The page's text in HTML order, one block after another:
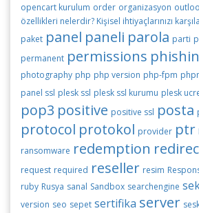
opencart kurulum order organizasyon
özellikleri nelerdir? Kişisel ihtiyaçlarınızı
paket panel paneli parola parti
permanent permissions
photography php php version php-fpm
panel ssl plesk ssl plesk ssl kurumu plesk
pop3 positive positive ssl posta
protocol protokol provider ptr
ransomware redemption
request required reseller resim
ruby Rusya sanal Sandbox searchengine
version seo sepet sertifika server